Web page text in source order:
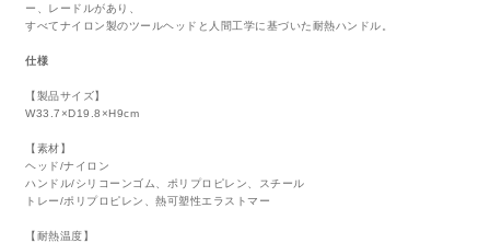
ー、レードルがあり、
すべてナイロン製のツールヘッドと人間工学に基づいた耐熱ハンドル。
仕様
【製品サイズ】
W33.7×D19.8×H9cm
【素材】
ヘッド/ナイロン
ハンドル/シリコーンゴム、ポリプロピレン、スチール
トレー/ポリプロピレン、熱可塑性エラストマー
【耐熱温度】